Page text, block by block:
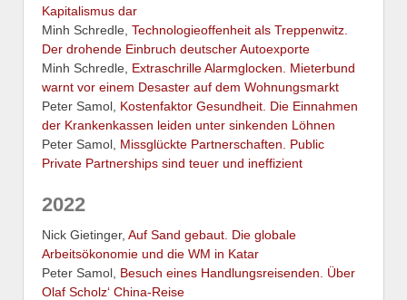
Kapitalismus dar
Minh Schredle, Technologieoffenheit als Treppenwitz.
Der drohende Einbruch deutscher Autoexporte
Minh Schredle, Extraschrille Alarmglocken. Mieterbund
warnt vor einem Desaster auf dem Wohnungsmarkt
Peter Samol, Kostenfaktor Gesundheit. Die Einnahmen
der Krankenkassen leiden unter sinkenden Löhnen
Peter Samol, Missglückte Partnerschaften. Public
Private Partnerships sind teuer und ineffizient
2022
Nick Gietinger, Auf Sand gebaut. Die globale
Arbeitsökonomie und die WM in Katar
Peter Samol, Besuch eines Handlungsreisenden. Über
Olaf Scholz‘ China-Reise